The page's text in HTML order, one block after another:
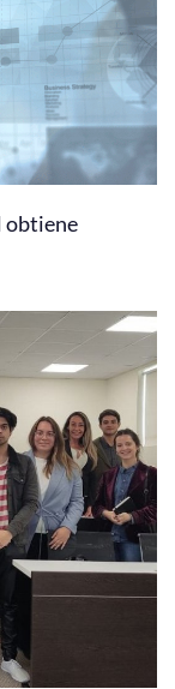
obtiene